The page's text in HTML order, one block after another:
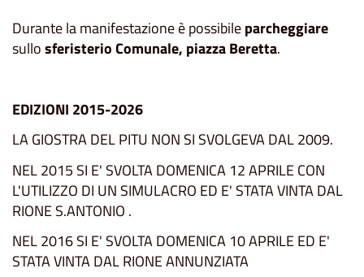
Durante la manifestazione è possibileparcheggiare
sullosferisterio Comunale, piazza Beretta.
EDIZIONI 2015-2026
LA GIOSTRA DEL PITU NON SI SVOLGEVA DAL 2009.
NEL 2015 SI E' SVOLTA DOMENICA 12 APRILE CON
L'UTILIZZO DI UN SIMULACRO ED E' STATA VINTA DAL
RIONE S.ANTONIO .
NEL 2016 SI E' SVOLTA DOMENICA 10 APRILE ED E'
STATA VINTA DAL RIONE ANNUNZIATA